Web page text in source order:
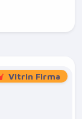
Vitrin Firma